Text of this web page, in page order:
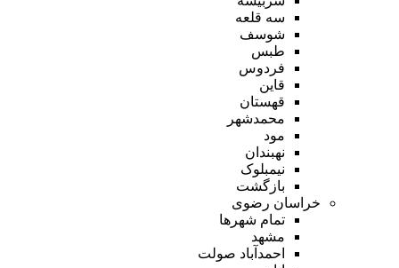
سه قلعه
شوسف
طبس
فردوس
قاین
قهستان
محمدشهر
مود
نهبندان
نیمبلوک
بازگشت
خراسان رضوی
تمام شهر‌ها
مشهد
احمدآباد صولت